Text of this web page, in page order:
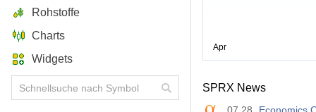
Rohstoffe
Charts
Widgets
SPRX News